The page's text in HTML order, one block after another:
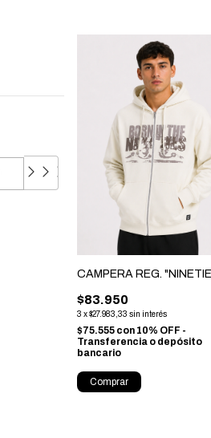
CAMPERA REG.
$83.950
3 x$27.983,33 sin interés
$75.555 con 10% OFF -
Transferencia o depósito
bancario
Comprar